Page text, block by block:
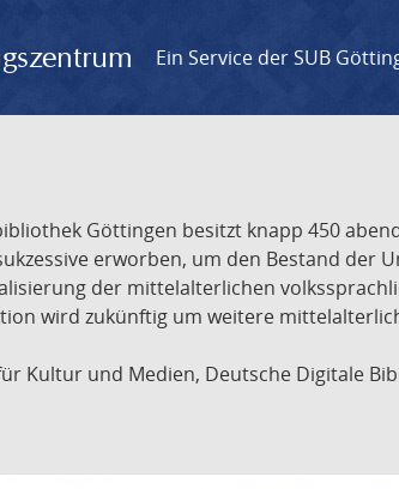
Ein Service der SUB
Göttingen besitzt knapp 450
erworben, um den Bestand der
der mittelalterlichen
wird zukünftig um weitere
Kultur und Medien, Deutsche Digitale